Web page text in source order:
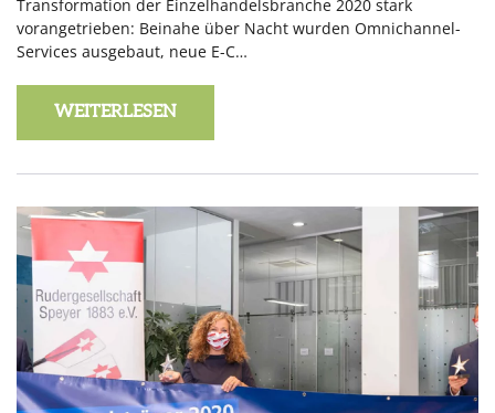
Transformation der Einzelhandelsbranche 2020 stark
vorangetrieben: Beinahe über Nacht wurden Omnichannel-
Services ausgebaut, neue E-C…
WEITERLESEN